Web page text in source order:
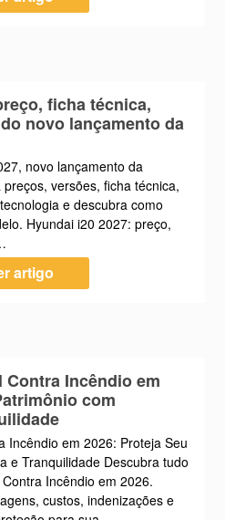
ficha técnica,
novo lançamento da
novo lançamento da
versões, ficha técnica,
e descubra como
Hyundai i20 2027: preço,
artigo
Incêndio em
com
Incêndio em 2026: Proteja Seu
e Tranquilidade Descubra tudo
Incêndio em 2026.
custos, indenizações e